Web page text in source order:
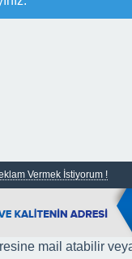
Vermek İstiyorum !
mail atabilir